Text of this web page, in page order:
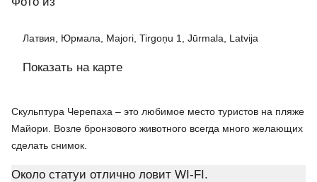
Латвия, Юрмала, Majori, Tirgoņu 1, Jūrmala, Latvija
Показать на карте
Скульптура Черепаха – это любимое место туристов на пляже
Майори. Возле бронзового животного всегда много желающих
сделать снимок.
Около статуи отлично ловит WI-FI.